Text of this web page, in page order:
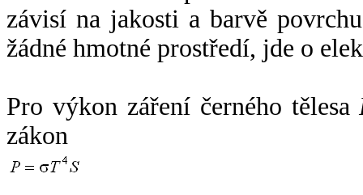
závisí na jakosti a barvě
žádné hmotné prostředí, jde o
Pro výkon záření černého tělesa
zákon